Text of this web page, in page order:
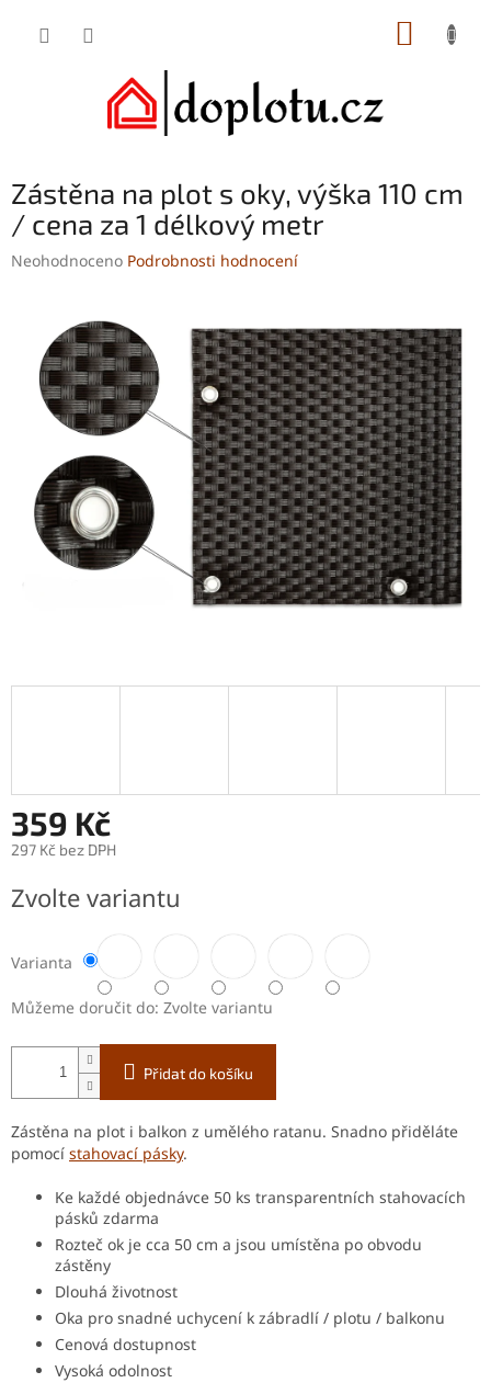
Zástěna na plot s oky, výška 110 cm
/ cena za 1 délkový metr
Průměrné
hvězdiček.
Neohodnoceno Podrobnosti hodnocení
359 Kč
297 Kč bez DPH
cena:
Zvolte variantu
Varianta
Můžeme doručit do: Zvolte variantu
Přidat do košíku
Zástěna na plot i balkon z umělého ratanu. Snadno přiděláte
pomocí stahovací pásky.
Ke každé objednávce 50 ks transparentních stahovacích
pásků zdarma
Rozteč ok je cca 50 cm a jsou umístěna po obvodu
zástěny
Dlouhá životnost
Oka pro snadné uchycení k zábradlí / plotu / balkonu
Cenová dostupnost
Vysoká odolnost